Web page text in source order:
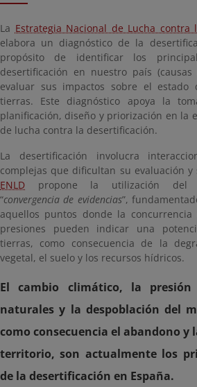
La Estrategia Nacional de Lucha contra
elabora un diagnóstico de la
propósito de identificar los
desertificación en nuestro país
evaluar sus impactos sobre el estado
tierras. Este diagnóstico apoya la
planificación, diseño y priorización en la
de lucha contra la desertificación.
La desertificación involucra
complejas que dificultan su evaluación
ENLD propone la utilización del
“convergencia de evidencias”,
aquellos puntos donde la
presiones pueden indicar una
tierras, como consecuencia de la
vegetal, el suelo y los recursos hídricos.
El cambio climático, la presión
naturales y la despoblación del
como consecuencia el abandono y
territorio, son actualmente los
de la desertificación en España.